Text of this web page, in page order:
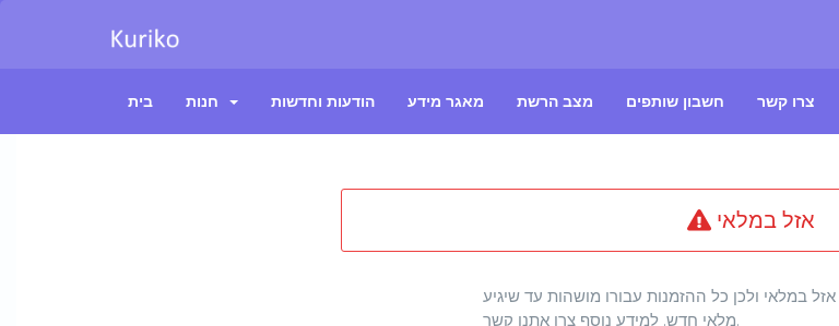
בית הודעות וחדשות מאגר מידע מצב הרשת חשבון שותפים צרו קשר
אזל במלאי
במלאי ולכן כל ההזמנות עבורו מושהות עד שיגיע
מלאי חדש. למידע נוסף צרו אתנו קשר.